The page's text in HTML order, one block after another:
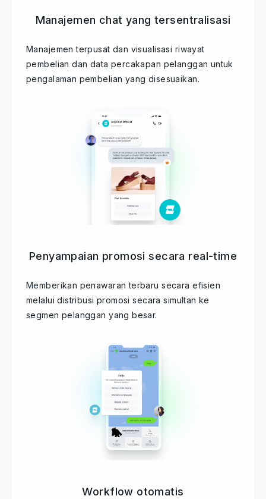
Manajemen chat yang tersentralisasi
Manajemen terpusat dan visualisasi riwayat
pembelian dan data percakapan pelanggan untuk
pengalaman pembelian yang disesuaikan.
Penyampaian promosi secara real-time
Memberikan penawaran terbaru secara efisien
melalui distribusi promosi secara simultan ke
segmen pelanggan yang besar.
Workflow otomatis